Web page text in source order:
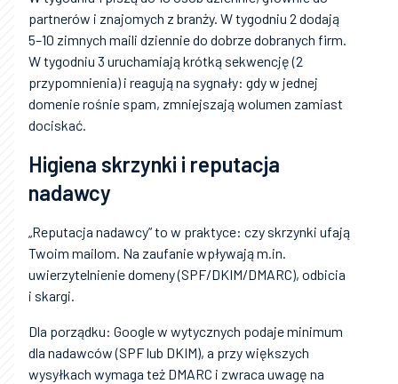
partnerów i znajomych z branży. W tygodniu 2 dodają
5–10 zimnych maili dziennie do dobrze dobranych firm.
W tygodniu 3 uruchamiają krótką sekwencję (2
przypomnienia) i reagują na sygnały: gdy w jednej
domenie rośnie spam, zmniejszają wolumen zamiast
dociskać.
Higiena skrzynki i reputacja
nadawcy
„Reputacja nadawcy” to w praktyce: czy skrzynki ufają
Twoim mailom. Na zaufanie wpływają m.in.
uwierzytelnienie domeny (SPF/DKIM/DMARC), odbicia
i skargi.
Dla porządku: Google w wytycznych podaje minimum
dla nadawców (SPF lub DKIM), a przy większych
wysyłkach wymaga też DMARC i zwraca uwagę na